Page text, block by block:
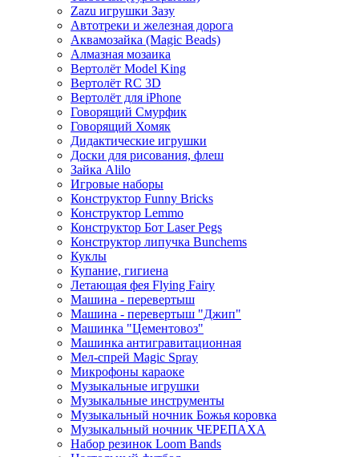
Zazu игрушки Зазу
Автотреки и железная дорога
Аквамозайка (Magic Beads)
Алмазная мозаика
Вертолёт Model King
Вертолёт RC 3D
Вертолёт для iPhone
Говорящий Смурфик
Говорящий Хомяк
Дидактические игрушки
Доски для рисования, флеш
Зайка Alilo
Игровые наборы
Конструктор Funny Bricks
Конструктор Lemmo
Конструктор Бот Laser Pegs
Конструктор липучка Bunchems
Куклы
Купание, гигиена
Летающая фея Flying Fairy
Машина - перевертыш
Машина - перевертыш "Джип"
Машинка "Цементовоз"
Машинка антигравитационная
Мел-спрей Magic Spray
Микрофоны караоке
Музыкальные игрушки
Музыкальные инструменты
Музыкальный ночник Божья коровка
Музыкальный ночник ЧЕРЕПАХА
Набор резинок Loom Bands